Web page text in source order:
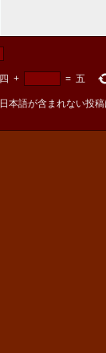
四 + = 五
日本語が含まれない投